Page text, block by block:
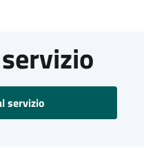
servizio